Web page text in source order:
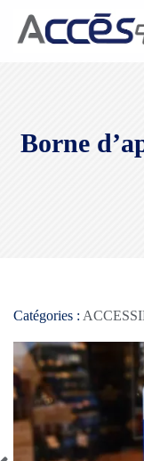
Borne
Catégories :